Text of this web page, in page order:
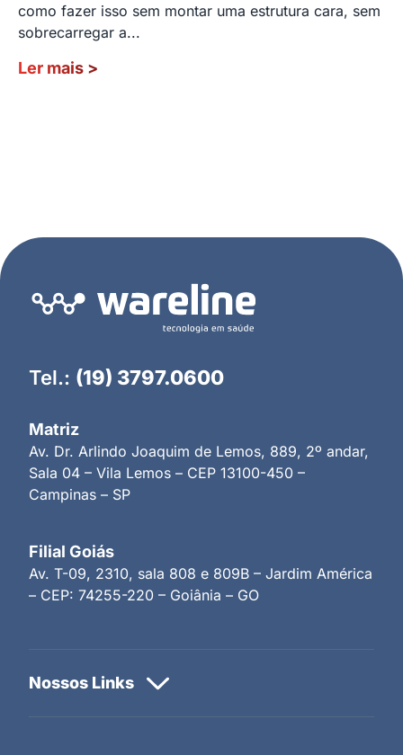
como fazer isso sem montar uma estrutura cara, sem
sobrecarregar a...
Ler mais >
Tel.: (19) 3797.0600
Matriz
Av. Dr. Arlindo Joaquim de Lemos, 889, 2º andar,
Sala 04 – Vila Lemos – CEP 13100-450 –
Campinas – SP
Filial Goiás
Av. T-09, 2310, sala 808 e 809B – Jardim América
– CEP: 74255-220 – Goiânia – GO